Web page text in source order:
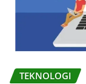
TEKNOLOGI